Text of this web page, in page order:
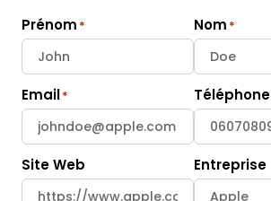
Prénom Nom
Email Téléphone
Site Web Entreprise